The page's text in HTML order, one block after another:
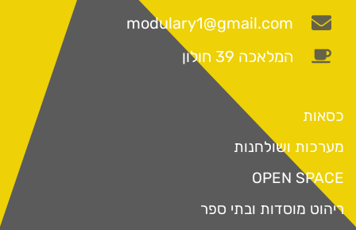
modulary1@gmail.com
המלאכה 39 חולון
כסאות
מערכות ושולחנות
OPEN SPACE
ריהוט מוסדות ובתי ספר